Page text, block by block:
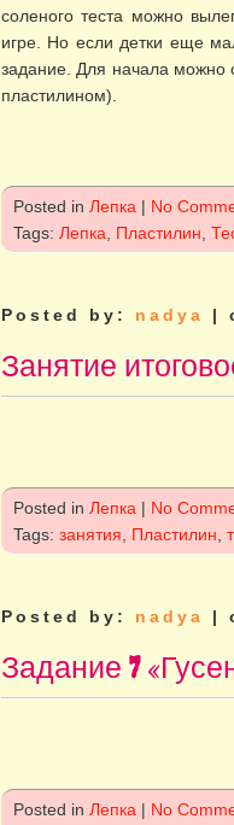
соленого теста можно
игре. Но если детки еще
задание. Для начала можно
пластилином).
Posted in Лепка | No
Tags: Лепка Пластилин
Posted by: nadya |
Занятие
Posted in Лепка | No
Tags: занятия Пластилин
Posted by: nadya |
Задание 7
Posted in Лепка | No